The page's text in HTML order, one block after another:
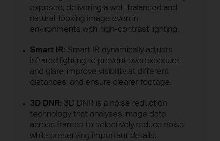
exposed, delivering a well-balanced and
natural-looking image even in
environments with high-contrast lighting.
Smart IR: Smart IR dynamically adjusts
infrared lighting to prevent overexposure
and glare, improve visibility at different
distances, and ensure clearer footage.
3D DNR: 3D DNR is a noise reduction
technology that analyses image data
across frames to selectively reduce noise
while preserving important details.